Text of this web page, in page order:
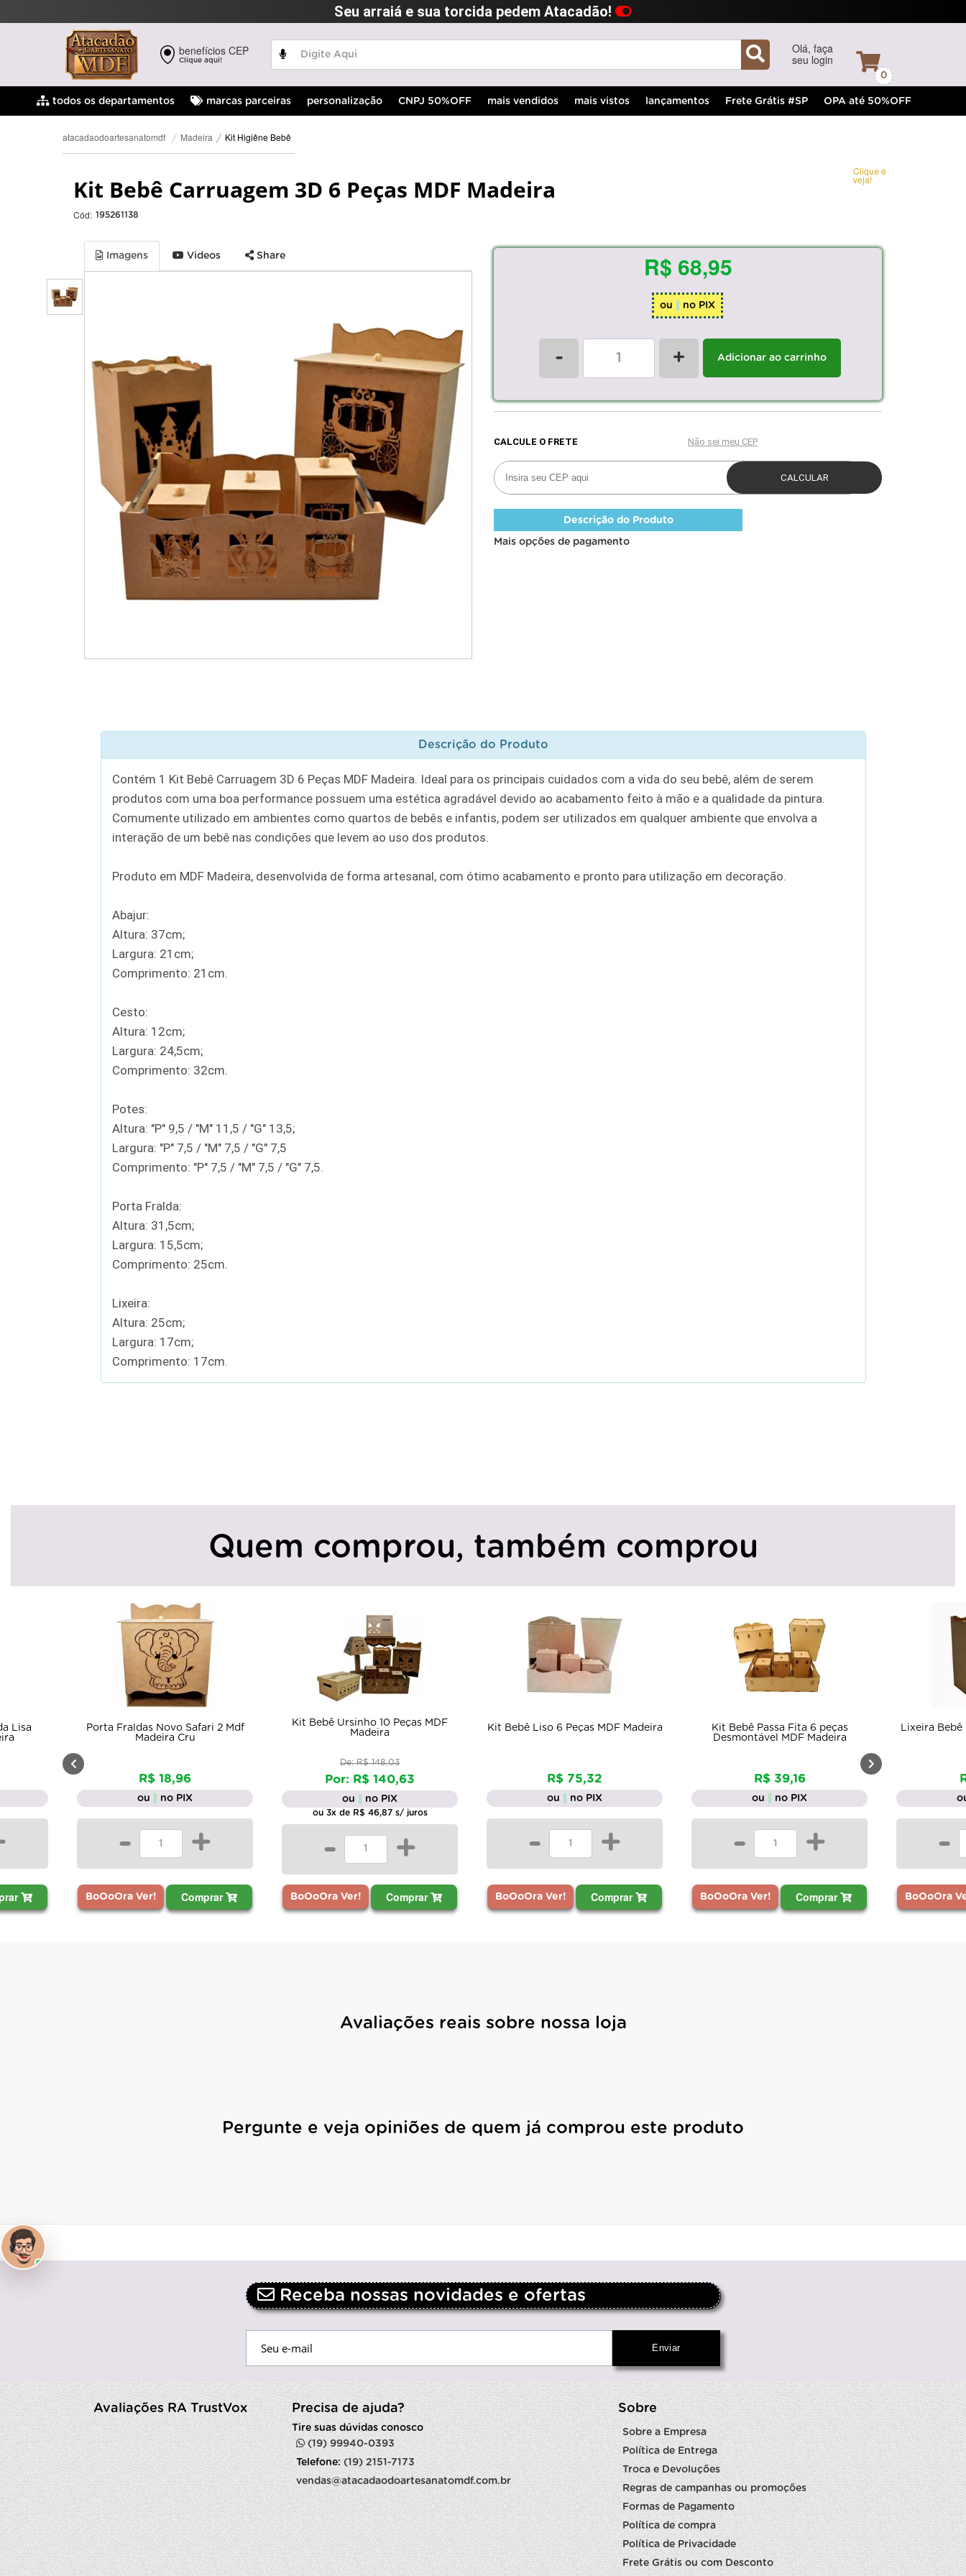
Seu arraiá e sua torcida pedem Atacadão!
benefícios CEP
Clique aqui!
Olá, faça
seu login
0
todos os departamentos marcas parceiras personalização CNPJ 50%OFF mais vendidos mais vistos lançamentos Frete Grátis #SP OPA até 50%OFF
atacadaodoartesanatomdf Madeira Kit Higiêne Bebê
Kit Bebê Carruagem 3D 6 Peças MDF Madeira
Cód: 195261138
Clique e
veja!
Imagens Videos Share R$ 68,95
ou no PIX
- + Adicionar ao carrinho
Descrição do Produto
Mais opções de pagamento
Descrição do Produto
Contém 1 Kit Bebê Carruagem 3D 6 Peças MDF Madeira. Ideal para os principais cuidados com a vida do seu bebê, além de serem
produtos com uma boa performance possuem uma estética agradável devido ao acabamento feito à mão e a qualidade da pintura.
Comumente utilizado em ambientes como quartos de bebês e infantis, podem ser utilizados em qualquer ambiente que envolva a
interação de um bebê nas condições que levem ao uso dos produtos.
Produto em MDF Madeira, desenvolvida de forma artesanal, com ótimo acabamento e pronto para utilização em decoração.
Abajur:
Altura: 37cm;
Largura: 21cm;
Comprimento: 21cm.
Cesto:
Altura: 12cm;
Largura: 24,5cm;
Comprimento: 32cm.
Potes:
Altura: "P" 9,5 / "M" 11,5 / "G" 13,5;
Largura: "P" 7,5 / "M" 7,5 / "G" 7,5
Comprimento: "P" 7,5 / "M" 7,5 / "G" 7,5.
Porta Fralda:
Altura: 31,5cm;
Largura: 15,5cm;
Comprimento: 25cm.
Lixeira:
Altura: 25cm;
Largura: 17cm;
Comprimento: 17cm.
Quem comprou, também comprou
Lisa
Porta Fraldas Novo Safari 2 Mdf
Madeira Cru
R$ 18,96
ou no PIX
- +
BoOoOra Ver! Comprar
Kit Bebê Ursinho 10 Peças MDF
Madeira
De: R$ 148,03
Por: R$ 140,63
ou no PIX
ou 3x de R$ 46,87 s/ juros
- +
BoOoOra Ver! Comprar
Kit Bebê Liso 6 Peças MDF Madeira
R$ 75,32
ou no PIX
- +
BoOoOra Ver! Comprar
Kit Bebê Passa Fita 6 peças
Desmontável MDF Madeira
R$ 39,16
ou no PIX
- +
BoOoOra Ver! Comprar
Lixeira
-
BoOoOra
Avaliações reais sobre nossa loja
Pergunte e veja opiniões de quem já comprou este produto
Receba nossas novidades e ofertas
Avaliações RA TrustVox Precisa de ajuda?
Tire suas dúvidas conosco
(19) 99940-0393
Telefone:(19) 2151-7173
vendas@atacadaodoartesanatomdf.com.br
Sobre
Sobre a Empresa
Política de Entrega
Troca e Devoluções
Regras de campanhas ou promoções
Formas de Pagamento
Política de compra
Política de Privacidade
Frete Grátis ou com Desconto